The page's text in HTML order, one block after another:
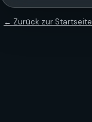
← Zurück zur Startseite